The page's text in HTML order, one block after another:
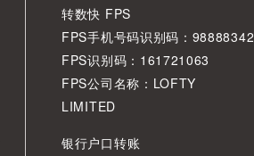
转数快 FPS
FPS手机号码识别码：98888342
FPS识别码：161721063
FPS公司名称：LOFTY
LIMITED
银行户口转账